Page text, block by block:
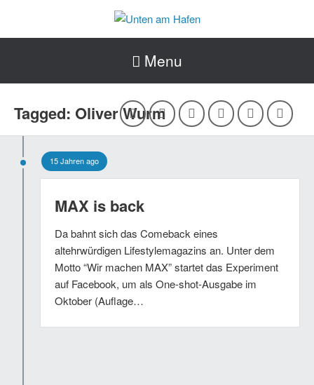
Menu
Tagged: Oliver Wurm
15 Jahren ago
MAX is back
Da bahnt sich das Comeback eines
altehrwürdigen Lifestylemagazins an. Unter dem
Motto “Wir machen MAX” startet das Experiment
auf Facebook, um als One-shot-Ausgabe im
Oktober (Auflage…